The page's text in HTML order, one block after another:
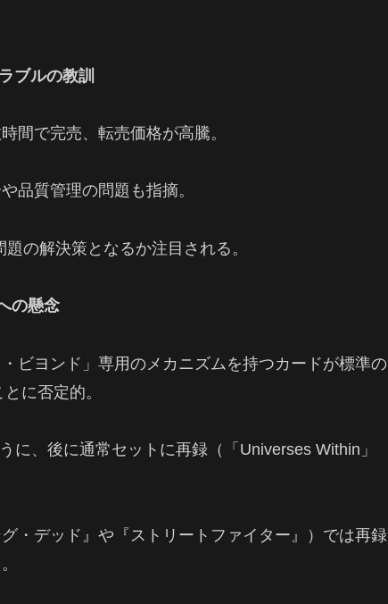
ブルの教訓
間で完売、転売価格が高騰。
品質管理の問題も指摘。
の解決策となるか注目される。
の懸念
ビヨンド」専用のメカニズムを持つカードが標準の
に否定的。
に、後に通常セットに再録（「Universes Within」
・デッド』や『ストリートファイター』）では再録